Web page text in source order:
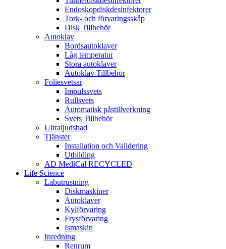
Endoskopdiskdesinfektorer
Tork- och förvaringsskåp
Disk Tillbehör
Autoklav
Bordsautoklaver
Låg temperatur
Stora autoklaver
Autoklav Tillbehör
Foliesvetsar
Impulssvets
Rullsvets
Automatisk påstillverkning
Svets Tillbehör
Ultraljudsbad
Tjänster
Installation och Validering
Utbilding
AD MediCal RECYCLED
Life Science
Labutrustning
Diskmaskiner
Autoklaver
Kylförvaring
Frysförvaring
Ismaskin
Inredning
Renrum